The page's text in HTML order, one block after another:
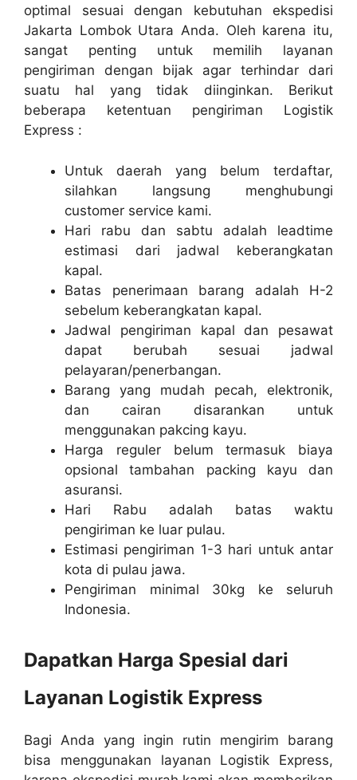
optimal sesuai dengan kebutuhan ekspedisi
Jakarta Lombok Utara Anda. Oleh karena itu,
sangat penting untuk memilih layanan
pengiriman dengan bijak agar terhindar dari
suatu hal yang tidak diinginkan. Berikut
beberapa ketentuan pengiriman Logistik
Express :
Untuk daerah yang belum terdaftar,
silahkan langsung menghubungi
customer service kami.
Hari rabu dan sabtu adalah leadtime
estimasi dari jadwal keberangkatan
kapal.
Batas penerimaan barang adalah H-2
sebelum keberangkatan kapal.
Jadwal pengiriman kapal dan pesawat
dapat berubah sesuai jadwal
pelayaran/penerbangan.
Barang yang mudah pecah, elektronik,
dan cairan disarankan untuk
menggunakan pakcing kayu.
Harga reguler belum termasuk biaya
opsional tambahan packing kayu dan
asuransi.
Hari Rabu adalah batas waktu
pengiriman ke luar pulau.
Estimasi pengiriman 1-3 hari untuk antar
kota di pulau jawa.
Pengiriman minimal 30kg ke seluruh
Indonesia.
Dapatkan Harga Spesial dari
Layanan Logistik Express
Bagi Anda yang ingin rutin mengirim barang
bisa menggunakan layanan Logistik Express,